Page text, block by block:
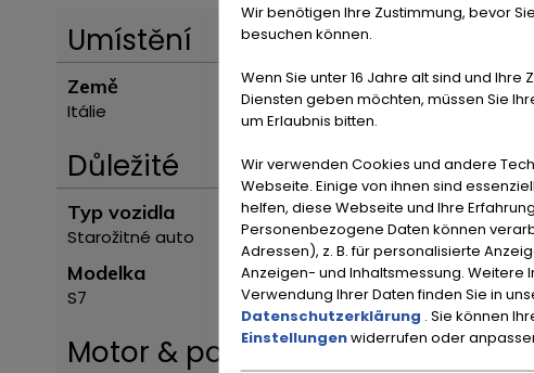
Umístění
Země
Itálie
Důležité
Typ vozidla
Starožitné auto
Modelka
S7
Motor & pohon
Wir benötigen Ihre Zustimmung, bevor
besuchen können.
Wenn Sie unter 16 Jahre alt sind und Ihre
Diensten geben möchten, müssen Sie
um Erlaubnis bitten.
Wir verwenden Cookies und andere
Webseite. Einige von ihnen sind
helfen, diese Webseite und Ihre
Personenbezogene Daten können
Adressen), z. B. für personalisierte
Anzeigen- und Inhaltsmessung. Weitere
Verwendung Ihrer Daten finden Sie in
Datenschutzerklärung . Sie können
Einstellungenwiderrufen oder